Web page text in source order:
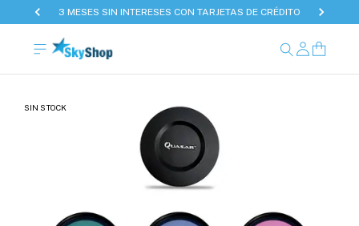
3 MESES SIN INTERESES CON TARJETAS DE CRÉDITO
SIN STOCK